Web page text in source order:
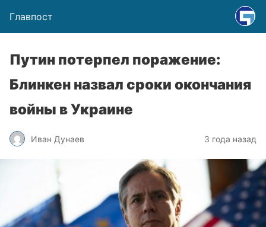
Главпост
Путин потерпел поражение:
Блинкен назвал сроки окончания
войны в Украине
Иван Дунаев 3 года назад